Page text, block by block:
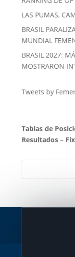
LAS PUMAS,
BRASIL
MUNDIAL
BRASIL 2027:
MOSTRARON
Tweets by
Tablas de
Resultados–